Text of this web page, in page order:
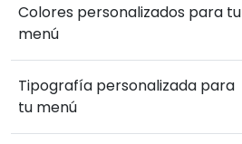
Colores personalizados para tu
menú
Tipografía personalizada para
tu menú